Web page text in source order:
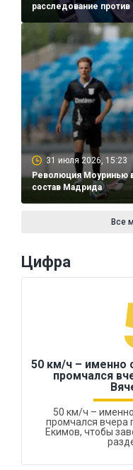
расследование против
31 июля 2026, 15:23
Революция Моуринью
состав Мадрида
Все
Цифра
50 км/ч – именно
промчался
50 км/ч –
промчался вчера
Екимов, чтобы